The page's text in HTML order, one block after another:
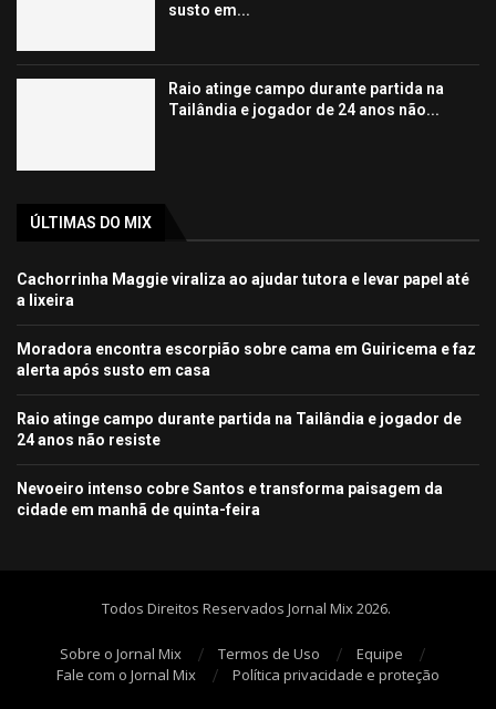
susto em...
Raio atinge campo durante partida na
Tailândia e jogador de 24 anos não...
ÚLTIMAS DO MIX
Cachorrinha Maggie viraliza ao ajudar tutora e levar papel até
a lixeira
Moradora encontra escorpião sobre cama em Guiricema e faz
alerta após susto em casa
Raio atinge campo durante partida na Tailândia e jogador de
24 anos não resiste
Nevoeiro intenso cobre Santos e transforma paisagem da
cidade em manhã de quinta-feira
Todos Direitos Reservados Jornal Mix 2026.
Sobre o Jornal Mix Termos de Uso
Equipe
Fale com o Jornal Mix
Política privacidade e proteção